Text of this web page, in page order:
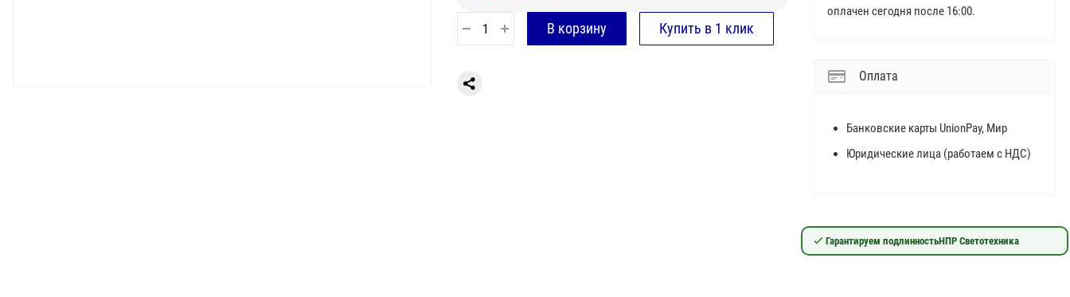
оплачен сегодня после 16:00.
Оплата
Банковские карты UnionPay, Мир
Юридические лица (работаем с НДС)
Гарантируем подлинностьНПР Светотехника